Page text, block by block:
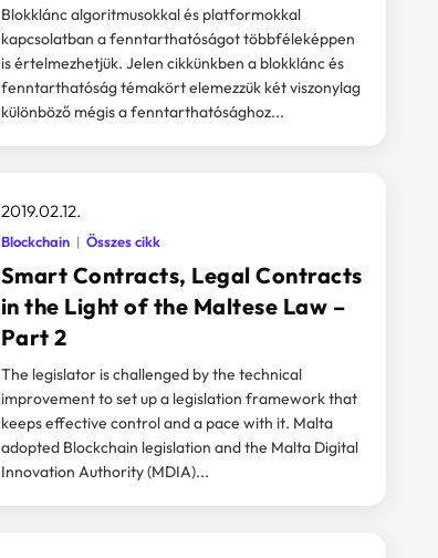
Blokklánc algoritmusokkal és platformokkal
kapcsolatban a fenntarthatóságot többféleképpen
is értelmezhetjük. Jelen cikkünkben a blokklánc és
fenntarthatóság témakört elemezzük két viszonylag
különböző mégis a fenntarthatósághoz...
Smart Contracts, Legal Contracts
in the Light of the Maltese Law –
Part 2
2019.02.12.
Blockchain Összes cikk
The legislator is challenged by the technical
improvement to set up a legislation framework that
keeps effective control and a pace with it. Malta
adopted Blockchain legislation and the Malta Digital
Innovation Authority (MDIA)...